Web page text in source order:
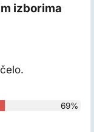
izborima
69%